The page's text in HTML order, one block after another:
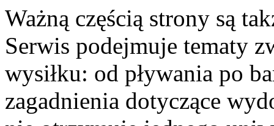
Ważną częścią strony są
Serwis podejmuje tematy
wysiłku: od pływania po
zagadnienia dotyczące